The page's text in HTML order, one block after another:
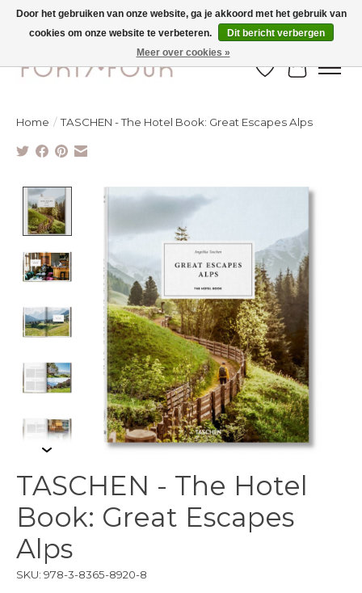
SOLDEN TOT -70% IN WINKEL & ONLINE
Verlanglijst
Home / TASCHEN - The Hotel Book: Great Escapes Alps
Product image slideshow Items
TASCHEN - The Hotel
Book: Great Escapes
Alps
SKU: 978-3-8365-8920-8
Door het gebruiken van onze website, ga je akkoord met het gebruik van
cookies om onze website te verbeteren.
Dit bericht verbergen
Meer over cookies »